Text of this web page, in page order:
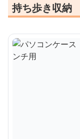
持ち歩き収納